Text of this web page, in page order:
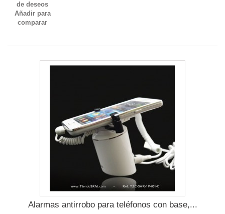
de deseos
Añadir para
comparar
Alarmas antirrobo para teléfonos con base,...